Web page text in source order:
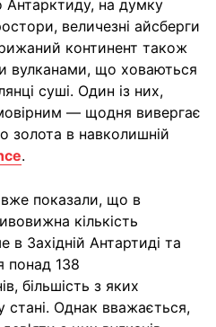
на думку
величезні айсберги
континент також
вулканами, що ховаються
суші. Один із них,
— щодня вивергає
золота в навколишній
.
показали, що в
кількість
в Західній Антартиді та
понад 138
більшість з яких
стані. Однак вважається,